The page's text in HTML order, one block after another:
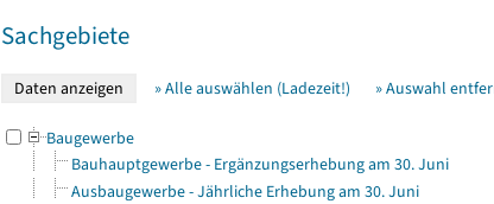
Sachgebiete
» Alle auswählen (Ladezeit!) » Auswahl
Baugewerbe
Bauhauptgewerbe - Ergänzungserhebung am 30. Juni
Ausbaugewerbe - Jährliche Erhebung am 30. Juni